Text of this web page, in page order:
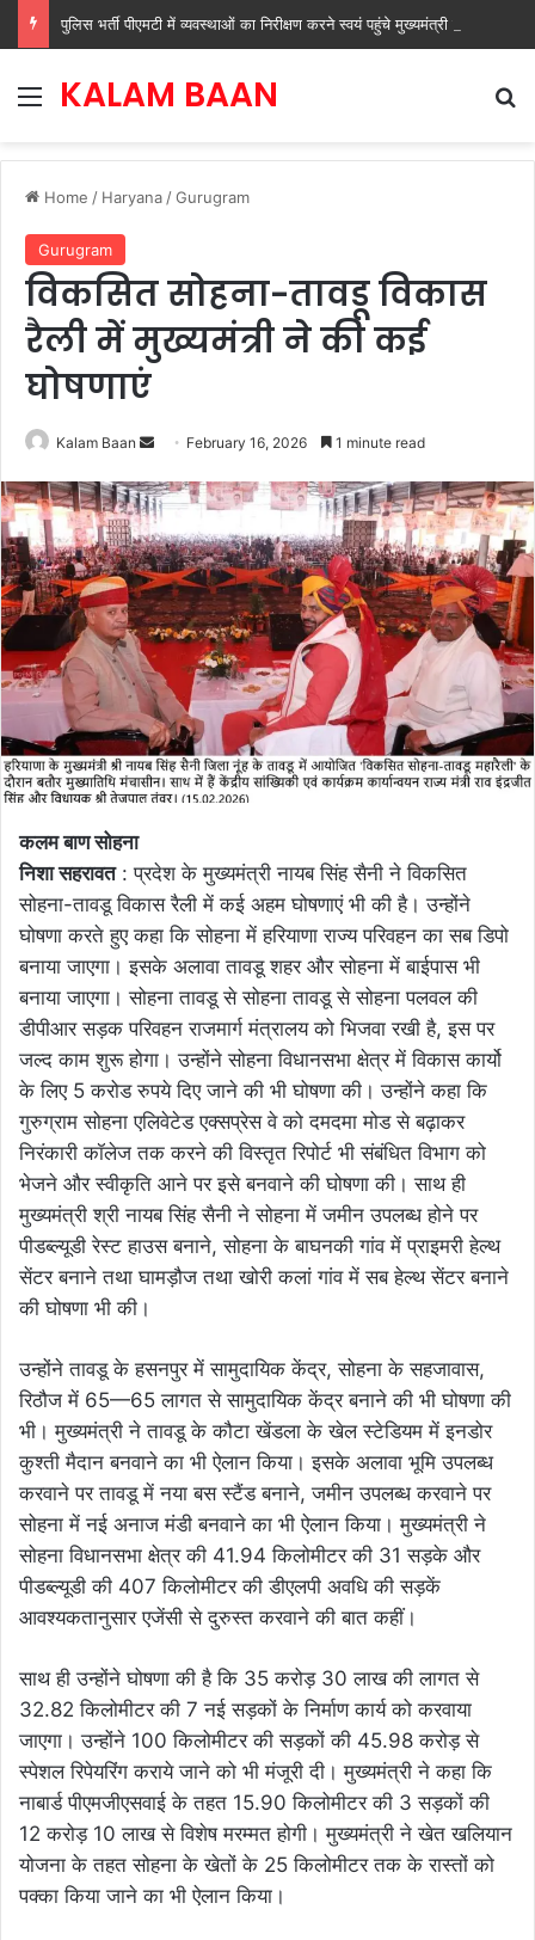
Menu
KALAM BAAN
Home / Haryana /Gurugram
Gurugram
विकसित सोहना-तावडू विकास
रैली में मुख्यमंत्री ने की कई
घोषणाएं
Kalam Baan
Send
email
February 16, 2026 1 minute read
कलम बाण सोहना
निशा सहरावत: प्रदेश के मुख्यमंत्री नायब सिंह सैनी ने विकसित
सोहना-तावडू विकास रैली में कई अहम घोषणाएं भी की है। उन्होंने
घोषणा करते हुए कहा कि सोहना में हरियाणा राज्य परिवहन का सब डिपो
बनाया जाएगा। इसके अलावा तावडू शहर और सोहना में बाईपास भी
बनाया जाएगा। सोहना तावडू से सोहना तावडू से सोहना पलवल की
डीपीआर सड़क परिवहन राजमार्ग मंत्रालय को भिजवा रखी है, इस पर
जल्द काम शुरू होगा। उन्होंने सोहना विधानसभा क्षेत्र में विकास कार्यो
के लिए 5 करोड रुपये दिए जाने की भी घोषणा की। उन्होंने कहा कि
गुरुग्राम सोहना एलिवेटेड एक्सप्रेस वे को दमदमा मोड से बढ़ाकर
निरंकारी कॉलेज तक करने की विस्तृत रिपोर्ट भी संबंधित विभाग को
भेजने और स्वीकृति आने पर इसे बनवाने की घोषणा की। साथ ही
मुख्यमंत्री श्री नायब सिंह सैनी ने सोहना में जमीन उपलब्ध होने पर
पीडब्ल्यूडी रेस्ट हाउस बनाने, सोहना के बाघनकी गांव में प्राइमरी हेल्थ
सेंटर बनाने तथा घामड़ौज तथा खोरी कलां गांव में सब हेल्थ सेंटर बनाने
की घोषणा भी की।
उन्होंने तावडू के हसनपुर में सामुदायिक केंद्र, सोहना के सहजावास,
रिठौज में 65—65 लागत से सामुदायिक केंद्र बनाने की भी घोषणा की
भी। मुख्यमंत्री ने तावडू के कौटा खेंडला के खेल स्टेडियम में इनडोर
कुश्ती मैदान बनवाने का भी ऐलान किया। इसके अलावा भूमि उपलब्ध
करवाने पर तावडू में नया बस स्टैंड बनाने, जमीन उपलब्ध करवाने पर
सोहना में नई अनाज मंडी बनवाने का भी ऐलान किया। मुख्यमंत्री ने
सोहना विधानसभा क्षेत्र की 41.94 किलोमीटर की 31 सड़के और
पीडब्ल्यूडी की 407 किलोमीटर की डीएलपी अवधि की सड़कें
आवश्यकतानुसार एजेंसी से दुरुस्त करवाने की बात कहीं।
साथ ही उन्होंने घोषणा की है कि 35 करोड़ 30 लाख की लागत से
32.82 किलोमीटर की 7 नई सड़कों के निर्माण कार्य को करवाया
जाएगा। उन्होंने 100 किलोमीटर की सड़कों की 45.98 करोड़ से
स्पेशल रिपेयरिंग कराये जाने को भी मंजूरी दी। मुख्यमंत्री ने कहा कि
नाबार्ड पीएमजीएसवाई के तहत 15.90 किलोमीटर की 3 सड़कों की
12 करोड़ 10 लाख से विशेष मरम्मत होगी। मुख्यमंत्री ने खेत खलियान
योजना के तहत सोहना के खेतों के 25 किलोमीटर तक के रास्तों को
पक्का किया जाने का भी ऐलान किया।